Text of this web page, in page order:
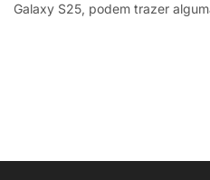
F2 Plus, and MaxG2 e-
Galaxy S25, podem trazer